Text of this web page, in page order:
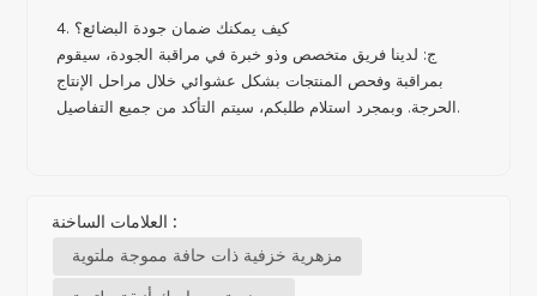
4. كيف يمكنك ضمان جودة البضائع؟
ج: لدينا فريق متخصص وذو خبرة في مراقبة الجودة، سيقوم
بمراقبة وفحص المنتجات بشكل عشوائي خلال مراحل الإنتاج
الحرجة. وبمجرد استلام طلبكم، سيتم التأكد من جميع التفاصيل.
العلامات الساخنة :
مزهرية خزفية ذات حافة مموجة ملتوية